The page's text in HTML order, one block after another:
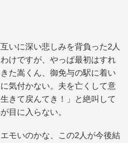
いに深い悲しみを背負った2人
けですが、やっぱ最初はすれ
た嵩くん、御免与の駅に着い
気付かない。夫を亡くして意
きて戻んてき！」と絶叫して
目に入らない。
モいのかな、この2人が今後結